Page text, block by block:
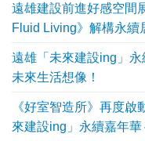
遠雄建設前進好感空間
Fluid Living》解構永續
遠雄「未來建設ing」
未來生活想像！
《好室智造所》再度
來建設ing」永續嘉年華